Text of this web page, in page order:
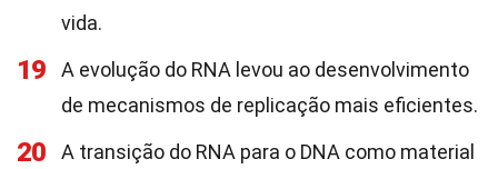
vida.
19
A evolução do RNA levou ao desenvolvimento
de mecanismos de replicação mais eficientes.
20
A transição do RNA para o DNA como material